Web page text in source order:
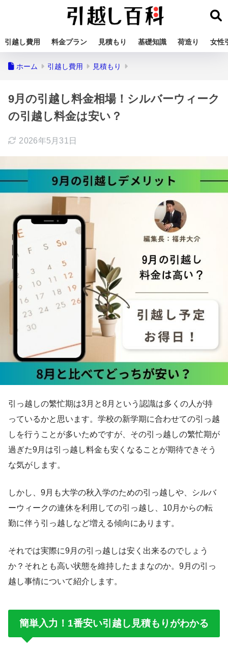
引越し費用 料金プラン 見積もり 基礎知識 荷造り 女性
ホーム 引越し費用 見積もり
9月の引越し料金相場！シルバーウィーク
の引越し料金は安い？
2026年5月31日
引っ越しの繁忙期は3月と8月という認識は多くの人が持
っているかと思います。学校の新学期に合わせての引っ越
しを行うことが多いためですが、その引っ越しの繁忙期が
過ぎた9月は引っ越し料金も安くなることが期待できそう
な気がします。
しかし、9月も大学の秋入学のための引っ越しや、シルバ
ーウィークの連休を利用しての引っ越し、10月からの転
勤に伴う引っ越しなど増える傾向にあります。
それでは実際に9月の引っ越しは安く出来るのでしょう
か？それとも高い状態を維持したままなのか。9月の引っ
越し事情について紹介します。
簡単入力！1番安い引越し見積もりがわかる